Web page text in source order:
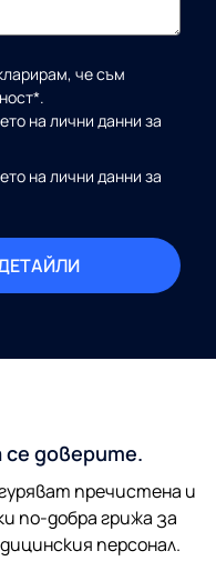
доверите.
пречистена и
по-добра грижа за
персонал.
че съм
на лични данни за
на лични данни за